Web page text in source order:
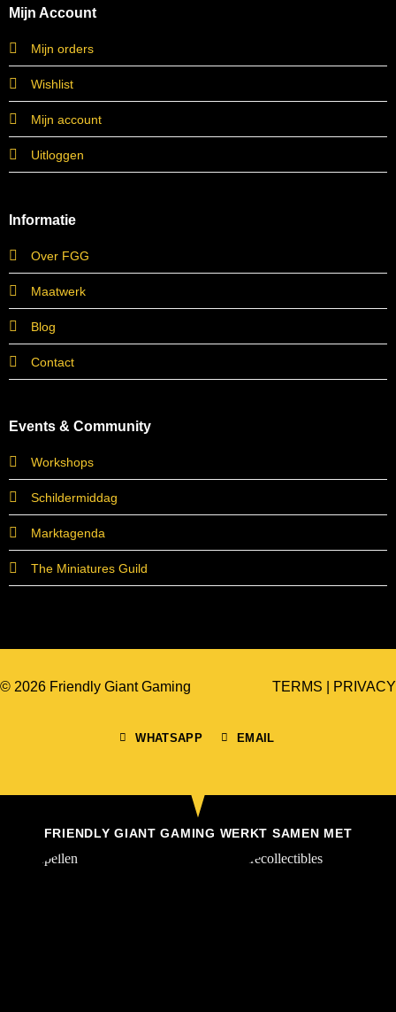
Mijn Account
Mijn orders
Wishlist
Mijn account
Uitloggen
Informatie
Over FGG
Maatwerk
Blog
Contact
Events & Community
Workshops
Schildermiddag
Marktagenda
The Miniatures Guild
© 2026 Friendly Giant Gaming
WHATSAPP EMAIL
TERMS PRIVACY
FRIENDLY GIANT GAMING WERKT SAMEN MET